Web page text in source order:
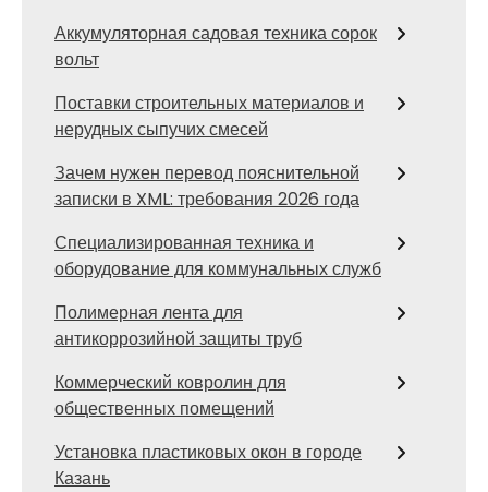
Аккумуляторная садовая техника сорок
вольт
Поставки строительных материалов и
нерудных сыпучих смесей
Зачем нужен перевод пояснительной
записки в XML: требования 2026 года
Специализированная техника и
оборудование для коммунальных служб
Полимерная лента для
антикоррозийной защиты труб
Коммерческий ковролин для
общественных помещений
Установка пластиковых окон в городе
Казань